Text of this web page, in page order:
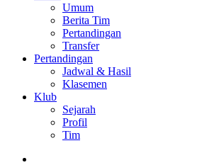
Umum
Berita Tim
Pertandingan
Transfer
Pertandingan
Jadwal & Hasil
Klasemen
Klub
Sejarah
Profil
Tim